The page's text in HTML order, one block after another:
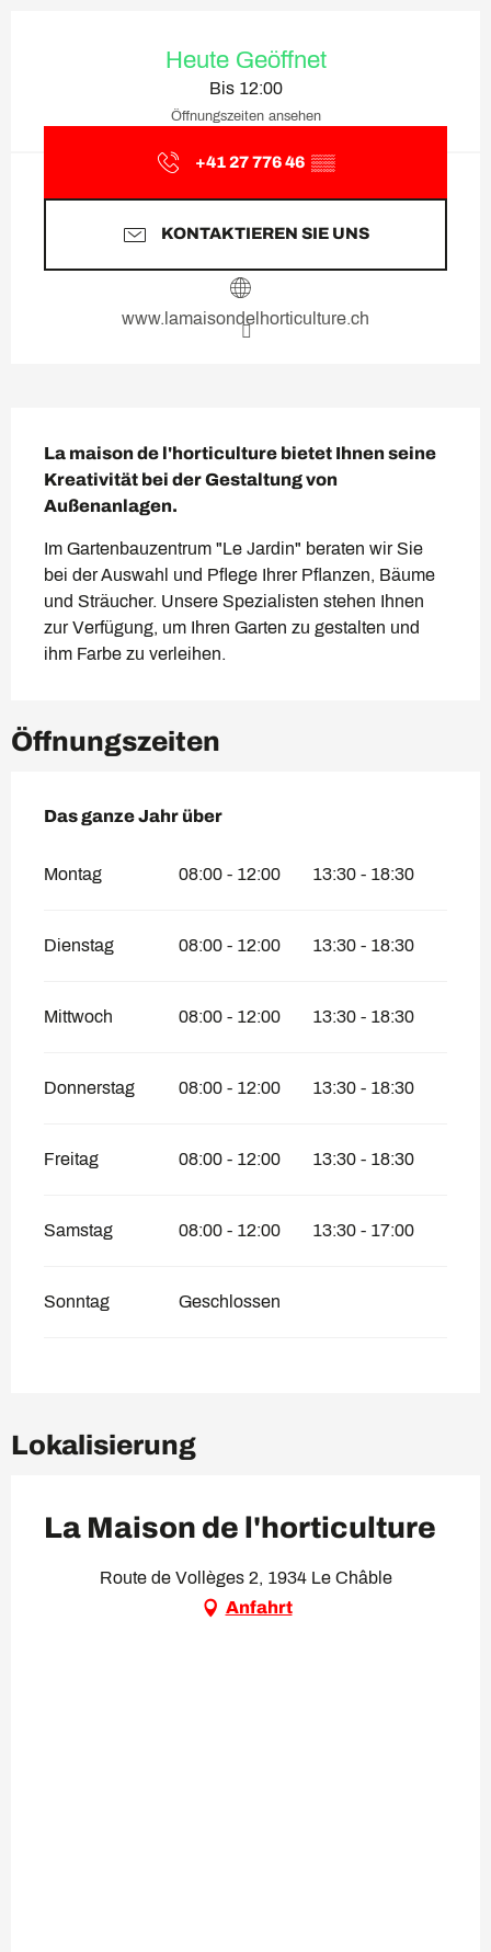
Heute Geöffnet
Bis 12:00
Öffnungszeiten ansehen
+41 27 776 46 ▒▒
KONTAKTIEREN SIE UNS
www.lamaisondelhorticulture.ch
La maison de l'horticulture bietet Ihnen seine
Kreativität bei der Gestaltung von
Außenanlagen.
Im Gartenbauzentrum "Le Jardin" beraten wir Sie
bei der Auswahl und Pflege Ihrer Pflanzen, Bäume
und Sträucher. Unsere Spezialisten stehen Ihnen
zur Verfügung, um Ihren Garten zu gestalten und
ihm Farbe zu verleihen.
Öffnungszeiten
Das ganze Jahr über
Das ganze Jahr über
Montag 08:00 - 12:00 13:30 - 18:30
Dienstag 08:00 - 12:00 13:30 - 18:30
Mittwoch 08:00 - 12:00 13:30 - 18:30
Donnerstag 08:00 - 12:00 13:30 - 18:30
Freitag 08:00 - 12:00 13:30 - 18:30
Samstag 08:00 - 12:00 13:30 - 17:00
Sonntag Geschlossen
Lokalisierung
La Maison de l'horticulture
Route de Vollèges 2, 1934 Le Châble
Anfahrt